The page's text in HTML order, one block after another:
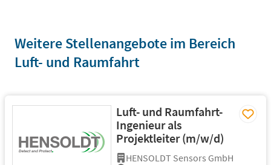
Weitere Stellenangebote im Bereich
Luft- und Raumfahrt
Luft- und Raumfahrt-
Ingenieur als
Projektleiter (m/w/d)
HENSOLDT Sensors GmbH